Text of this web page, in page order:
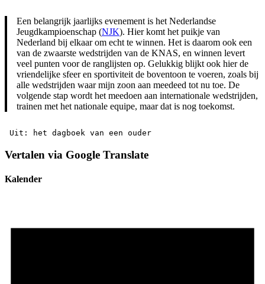
Een belangrijk jaarlijks evenement is het Nederlandse
Jeugdkampioenschap (NJK). Hier komt het puikje van
Nederland bij elkaar om echt te winnen. Het is daarom ook een
van de zwaarste wedstrijden van de KNAS, en winnen levert
veel punten voor de ranglijsten op. Gelukkig blijkt ook hier de
vriendelijke sfeer en sportiviteit de boventoon te voeren, zoals bij
alle wedstrijden waar mijn zoon aan meedeed tot nu toe. De
volgende stap wordt het meedoen aan internationale wedstrijden,
trainen met het nationale equipe, maar dat is nog toekomst.
Uit: het dagboek van een ouder
Vertalen via Google Translate
Kalender